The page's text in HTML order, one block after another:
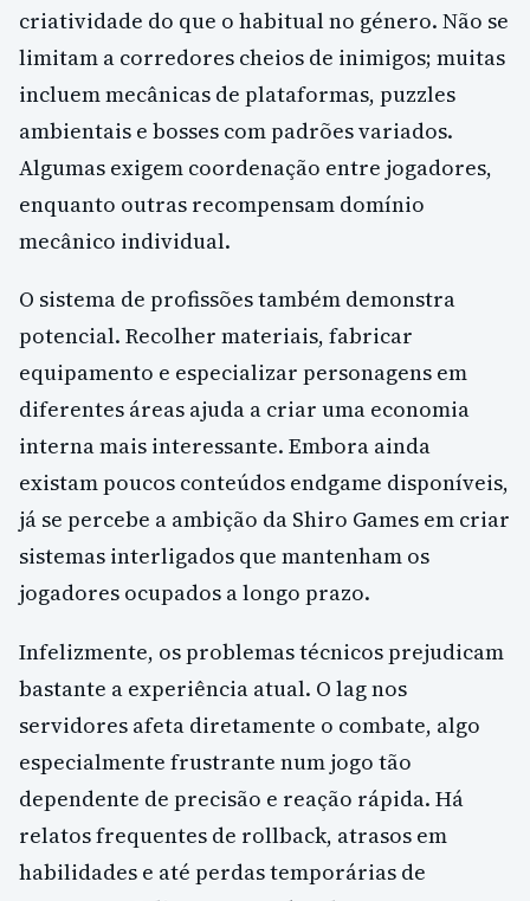
criatividade do que o habitual no género. Não se
limitam a corredores cheios de inimigos; muitas
incluem mecânicas de plataformas, puzzles
ambientais e bosses com padrões variados.
Algumas exigem coordenação entre jogadores,
enquanto outras recompensam domínio
mecânico individual.
O sistema de profissões também demonstra
potencial. Recolher materiais, fabricar
equipamento e especializar personagens em
diferentes áreas ajuda a criar uma economia
interna mais interessante. Embora ainda
existam poucos conteúdos endgame disponíveis,
já se percebe a ambição da Shiro Games em criar
sistemas interligados que mantenham os
jogadores ocupados a longo prazo.
Infelizmente, os problemas técnicos prejudicam
bastante a experiência atual. O lag nos
servidores afeta diretamente o combate, algo
especialmente frustrante num jogo tão
dependente de precisão e reação rápida. Há
relatos frequentes de rollback, atrasos em
habilidades e até perdas temporárias de